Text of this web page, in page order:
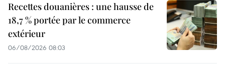
Recettes douanières : une hausse de
18,7 % portée par le commerce
extérieur
06/08/2026 08:03